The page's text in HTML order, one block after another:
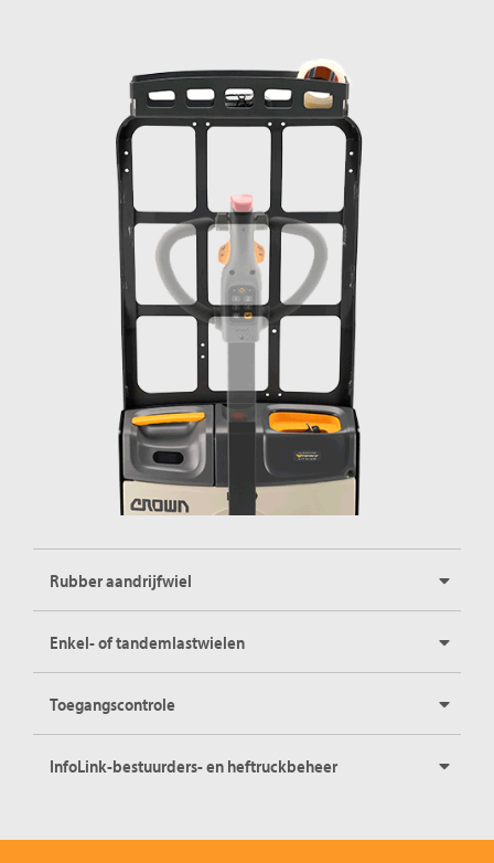
Rubber aandrijfwiel
Enkel- of tandemlastwielen
Toegangscontrole
InfoLink-bestuurders- en heftruckbeheer